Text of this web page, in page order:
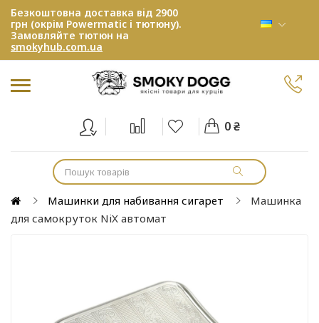
Безкоштовна доставка від 2900
грн (окрім Powermatic і тютюну).
Замовляйте тютюн на
smokyhub.com.ua
0 ₴
Машинки для набивання сигарет
Машинка
для самокруток NiX автомат